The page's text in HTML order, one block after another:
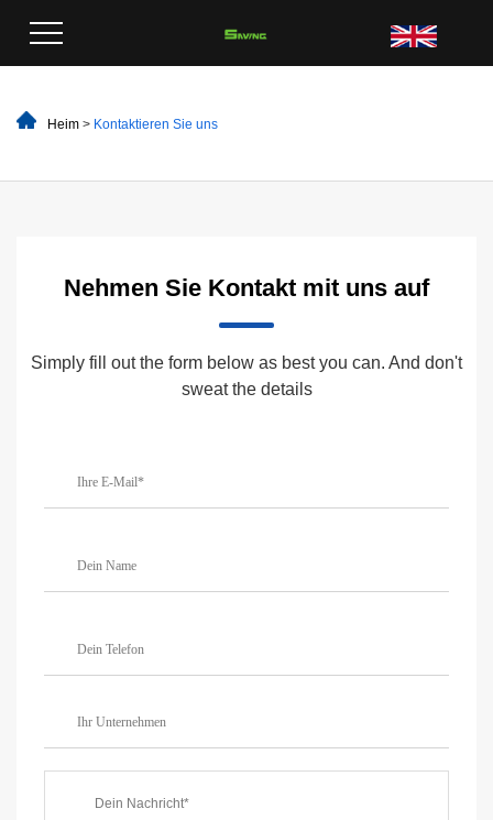
Heim > Kontaktieren Sie uns
Nehmen Sie Kontakt mit uns auf
Simply fill out the form below as best you can. And don't
sweat the details